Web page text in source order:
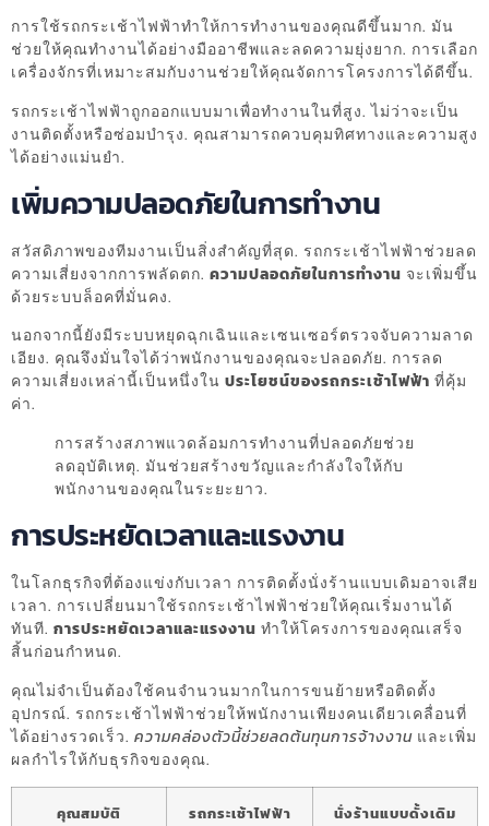
การใช้รถกระเช้าไฟฟ้าทำให้การทำงานของคุณดีขึ้นมาก. มัน
ช่วยให้คุณทำงานได้อย่างมืออาชีพและลดความยุ่งยาก. การเลือก
เครื่องจักรที่เหมาะสมกับงานช่วยให้คุณจัดการโครงการได้ดีขึ้น.
รถกระเช้าไฟฟ้าถูกออกแบบมาเพื่อทำงานในที่สูง. ไม่ว่าจะเป็น
งานติดตั้งหรือซ่อมบำรุง. คุณสามารถควบคุมทิศทางและความสูง
ได้อย่างแม่นยำ.
เพิ่มความปลอดภัยในการทำงาน
สวัสดิภาพของทีมงานเป็นสิ่งสำคัญที่สุด. รถกระเช้าไฟฟ้าช่วยลด
ความเสี่ยงจากการพลัดตก. ความปลอดภัยในการทำงาน จะเพิ่มขึ้น
ด้วยระบบล็อคที่มั่นคง.
นอกจากนี้ยังมีระบบหยุดฉุกเฉินและเซนเซอร์ตรวจจับความลาด
เอียง. คุณจึงมั่นใจได้ว่าพนักงานของคุณจะปลอดภัย. การลด
ความเสี่ยงเหล่านี้เป็นหนึ่งใน ประโยชน์ของรถกระเช้าไฟฟ้า ที่คุ้ม
ค่า.
การสร้างสภาพแวดล้อมการทำงานที่ปลอดภัยช่วย
ลดอุบัติเหตุ. มันช่วยสร้างขวัญและกำลังใจให้กับ
พนักงานของคุณในระยะยาว.
การประหยัดเวลาและแรงงาน
ในโลกธุรกิจที่ต้องแข่งกับเวลา การติดตั้งนั่งร้านแบบเดิมอาจเสีย
เวลา. การเปลี่ยนมาใช้รถกระเช้าไฟฟ้าช่วยให้คุณเริ่มงานได้
ทันที. การประหยัดเวลาและแรงงาน ทำให้โครงการของคุณเสร็จ
สิ้นก่อนกำหนด.
คุณไม่จำเป็นต้องใช้คนจำนวนมากในการขนย้ายหรือติดตั้ง
อุปกรณ์. รถกระเช้าไฟฟ้าช่วยให้พนักงานเพียงคนเดียวเคลื่อนที่
ได้อย่างรวดเร็ว. ความคล่องตัวนี้ช่วยลดต้นทุนการจ้างงาน และเพิ่ม
ผลกำไรให้กับธุรกิจของคุณ.
คุณสมบัติ รถกระเช้าไฟฟ้า นั่งร้านแบบดั้งเดิม